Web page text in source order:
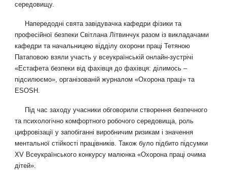
середовищу.
Напередодні свята завідувачка кафедри фізики та
професійної безпеки Світлана Літвинчук разом із викладачами
кафедри та начальницею відділу охорони праці Тетяною
Патаповою взяли участь у всеукраїнській онлайн-зустрічі
«Естафета безпеки від фахівця до фахівця: ділимось –
підсилюємо», організованій журналом «Охорона праці» та
ESOSH.
Під час заходу учасники обговорили створення безпечного
та психологічно комфортного робочого середовища, роль
цифровізації у запобіганні виробничим ризикам і значення
ментальної стійкості працівників. Також було підбито підсумки
XV Всеукраїнського конкурсу малюнка «Охорона праці очима
дітей».